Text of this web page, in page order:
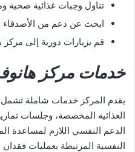
تناول وجبات غذائية صحية
ابحث عن دعم من الأصدقاء
قم بزيارات دورية إلى مركز
خدمات مركز
يقدم المركز خدمات شاملة تشمل
الغذائية المخصصة، وجلسات
الدعم النفسي اللازم لمساعدة
النفسية المرتبطة بعمليات فقدان